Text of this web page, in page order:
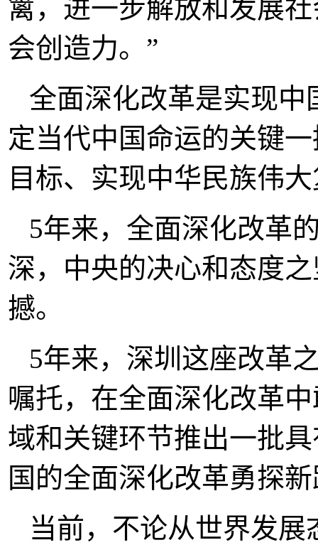
篱，进一步解放和发展
会创造力。”
全面深化改革是实现
定当代中国命运的关键
目标、实现中华民族伟
5年来，全面深化改革
深，中央的决心和态度
撼。
5年来，深圳这座改革
嘱托，在全面深化改革
域和关键环节推出一批
国的全面深化改革勇探
当前，不论从世界发